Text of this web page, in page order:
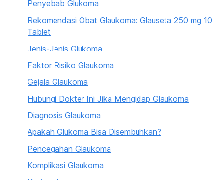
Penyebab Glukoma
Rekomendasi Obat Glaukoma: Glauseta 250 mg 10
Tablet
Jenis-Jenis Glukoma
Faktor Risiko Glaukoma
Gejala Glaukoma
Hubungi Dokter Ini Jika Mengidap Glaukoma
Diagnosis Glaukoma
Apakah Glukoma Bisa Disembuhkan?
Pencegahan Glaukoma
Komplikasi Glaukoma